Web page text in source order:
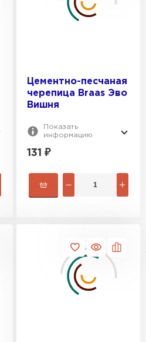
Цементно-песчаная
черепица Braas Эво
Вишня
Показать
информацию
131 ₽